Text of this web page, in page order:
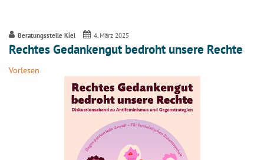
Beratungsstelle Kiel 4. März 2025
Rechtes Gedankengut bedroht unsere Rechte
Vorlesen